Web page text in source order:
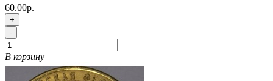
60.00р.
+
-
В корзину